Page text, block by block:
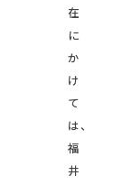
在
に
か
け
て
は、
福
井